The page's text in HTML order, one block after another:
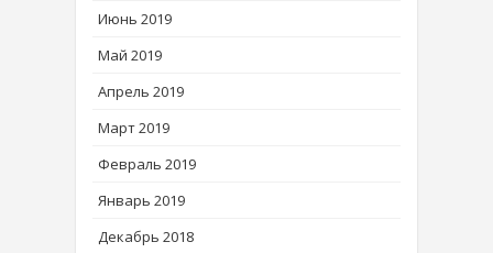
Июнь 2019
Май 2019
Апрель 2019
Март 2019
Февраль 2019
Январь 2019
Декабрь 2018